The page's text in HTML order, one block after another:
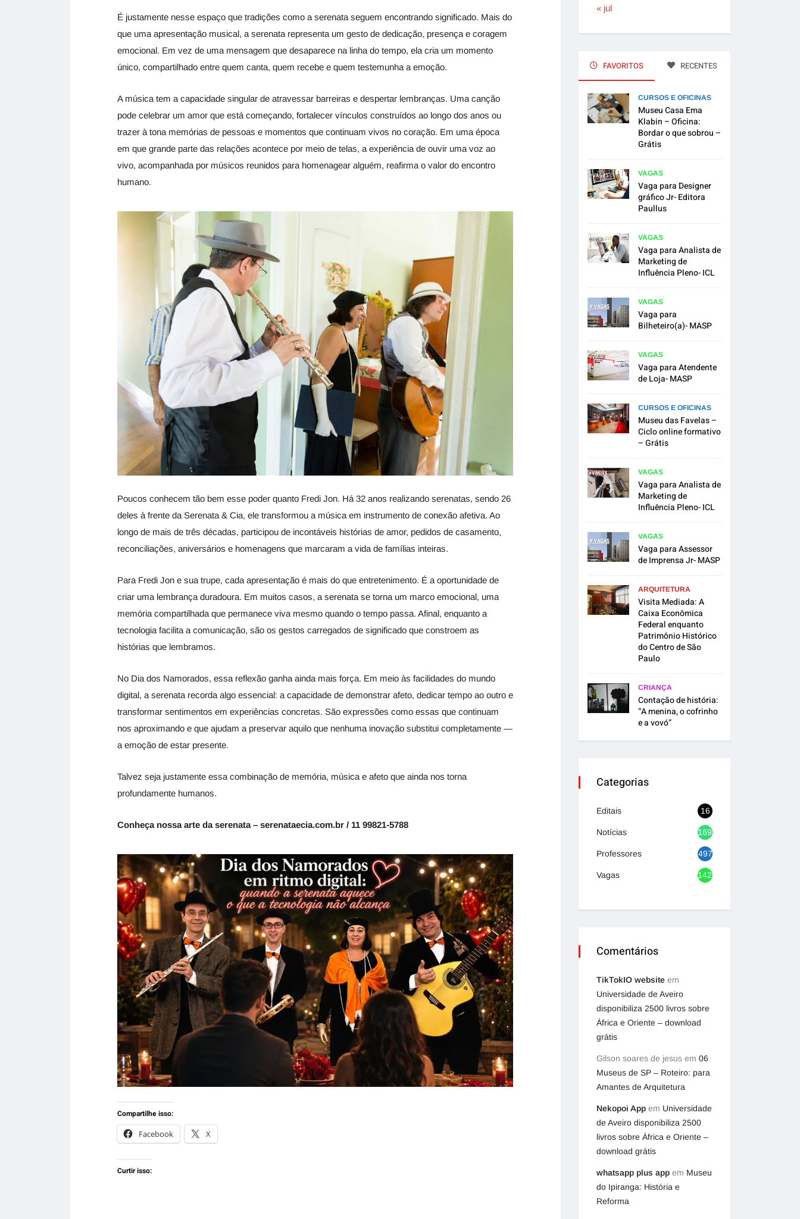
É justamente nesse espaço que tradições como a serenata seguem encontrando significado. Mais do
que uma apresentação musical, a serenata representa um gesto de dedicação, presença e coragem
emocional. Em vez de uma mensagem que desaparece na linha do tempo, ela cria um momento
único, compartilhado entre quem canta, quem recebe e quem testemunha a emoção.
A música tem a capacidade singular de atravessar barreiras e despertar lembranças. Uma canção
pode celebrar um amor que está começando, fortalecer vínculos construídos ao longo dos anos ou
trazer à tona memórias de pessoas e momentos que continuam vivos no coração. Em uma época
em que grande parte das relações acontece por meio de telas, a experiência de ouvir uma voz ao
vivo, acompanhada por músicos reunidos para homenagear alguém, reafirma o valor do encontro
humano.
Poucos conhecem tão bem esse poder quanto Fredi Jon. Há 32 anos realizando serenatas, sendo 26
deles à frente da Serenata & Cia, ele transformou a música em instrumento de conexão afetiva. Ao
longo de mais de três décadas, participou de incontáveis histórias de amor, pedidos de casamento,
reconciliações, aniversários e homenagens que marcaram a vida de famílias inteiras.
Para Fredi Jon e sua trupe, cada apresentação é mais do que entretenimento. É a oportunidade de
criar uma lembrança duradoura. Em muitos casos, a serenata se torna um marco emocional, uma
memória compartilhada que permanece viva mesmo quando o tempo passa. Afinal, enquanto a
tecnologia facilita a comunicação, são os gestos carregados de significado que constroem as
histórias que lembramos.
No Dia dos Namorados, essa reflexão ganha ainda mais força. Em meio às facilidades do mundo
digital, a serenata recorda algo essencial: a capacidade de demonstrar afeto, dedicar tempo ao outro e
transformar sentimentos em experiências concretas. São expressões como essas que continuam
nos aproximando e que ajudam a preservar aquilo que nenhuma inovação substitui completamente —
a emoção de estar presente.
Talvez seja justamente essa combinação de memória, música e afeto que ainda nos torna
profundamente humanos.
Conheça nossa arte da serenata – serenataecia.com.br / 11 99821-5788
Compartilhe isso:
Facebook
X
Curtir isso:
« jul
FAVORITOS RECENTES
CURSOS E OFICINAS
Museu Casa Ema
Klabin – Oficina:
Bordar o que sobrou –
Grátis
VAGAS
Vaga para Designer
gráfico Jr- Editora
Paullus
VAGAS
Vaga para Analista de
Marketing de
Influência Pleno- ICL
VAGAS
Vaga para
Bilheteiro(a)- MASP
VAGAS
Vaga para Atendente
de Loja- MASP
CURSOS E OFICINAS
Museu das Favelas –
Ciclo online formativo
– Grátis
VAGAS
Vaga para Analista de
Marketing de
Influência Pleno- ICL
VAGAS
Vaga para Assessor
de Imprensa Jr- MASP
ARQUITETURA
Visita Mediada: A
Caixa Econômica
Federal enquanto
Patrimônio Histórico
do Centro de São
Paulo
CRIANÇA
Contação de história:
“A menina, o cofrinho
e a vovó”
Categorias
Editais 16
Notícias 1692
Professores 497
Vagas 1420
Comentários
TikTokIO website em
Universidade de Aveiro
disponibiliza 2500 livros sobre
África e Oriente – download
grátis
Gilson soares de jesus em 06
Museus de SP – Roteiro: para
Amantes de Arquitetura
Nekopoi App em Universidade
de Aveiro disponibiliza 2500
livros sobre África e Oriente –
download grátis
whatsapp plus app em Museu
do Ipiranga: História e
Reforma